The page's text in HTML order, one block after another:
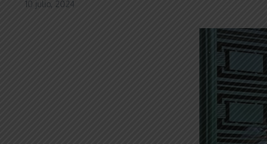
10 julio, 2024